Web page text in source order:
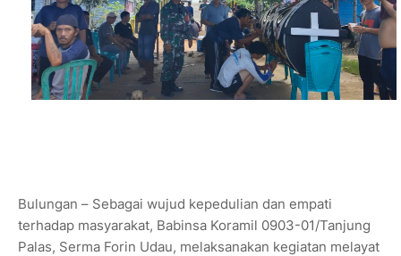
‎Bulungan – Sebagai wujud kepedulian dan empati
terhadap masyarakat, Babinsa Koramil 0903-01/Tanjung
Palas, Serma Forin Udau, melaksanakan kegiatan melayat